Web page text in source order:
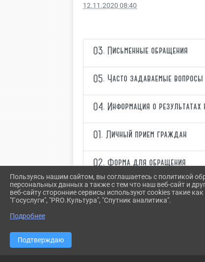
12.11.2020 08:40
03. Письменные обращения
05. Часто задаваемые вопросы
04. Информация о результатах
01. Личный прием граждан
02. Форма для обращения
Пользуясь нашим сайтом, вы соглашаетесь с политикой
персональных данных а также с тем что наш веб-сайт и
веб-сайту сторонние сервисы используют cookies такие
"Госуслуги", "PRO.Культура", "Спутник аналитика".
Подробнее
Подтверждаю